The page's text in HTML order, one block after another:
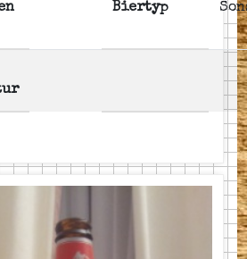
Biertyp